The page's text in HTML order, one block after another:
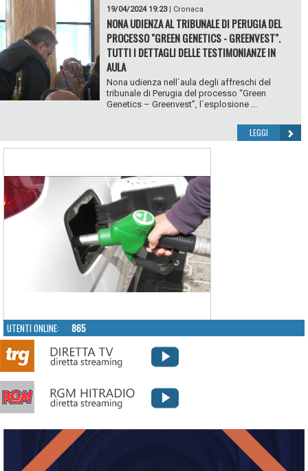
19/04/2024 19:23| Cronaca
NONA UDIENZA AL TRIBUNALE DI PERUGIA DEL
PROCESSO "GREEN GENETICS - GREENVEST".
TUTTI I DETTAGLI DELLE TESTIMONIANZE IN
AULA
Nona udienza nell`aula degli affreschi del
tribunale di Perugia del processo “Green
Genetics – Greenvest”, l`esplosione ...
LEGGI
UTENTI ONLINE: 865